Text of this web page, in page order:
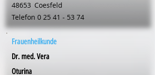
48653 Coesfeld
Telefon 0 25 41 - 53 74
Frauenheilkunde
Dr. med. Vera
Oturina